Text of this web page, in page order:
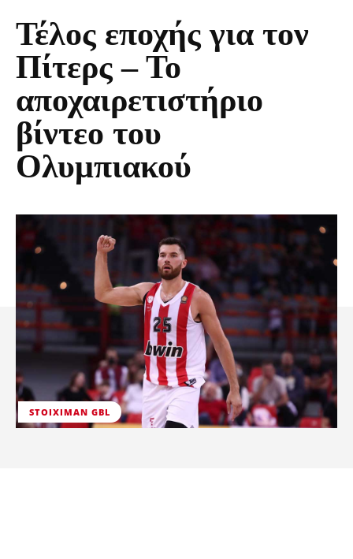
Τέλος εποχής για τον
Πίτερς – Το
αποχαιρετιστήριο
βίντεο του
Ολυμπιακού
STOIXIMAN GBL